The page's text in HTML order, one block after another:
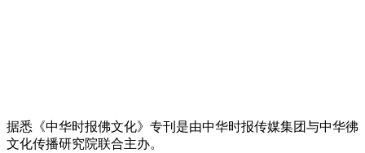
据悉《中华时报佛文化》专刊是由中华时报传媒集团与中华彿
文化传播研究院联合主办。